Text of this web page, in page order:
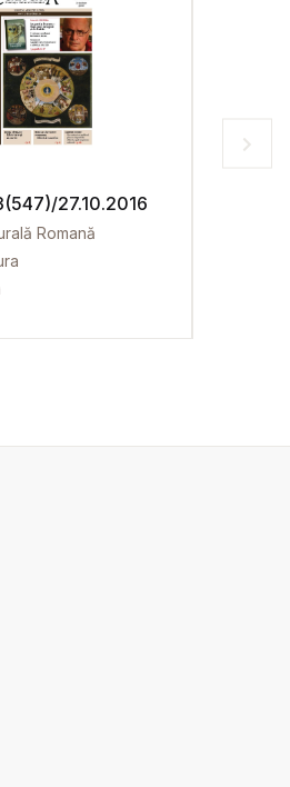
27.10.2016
Romană